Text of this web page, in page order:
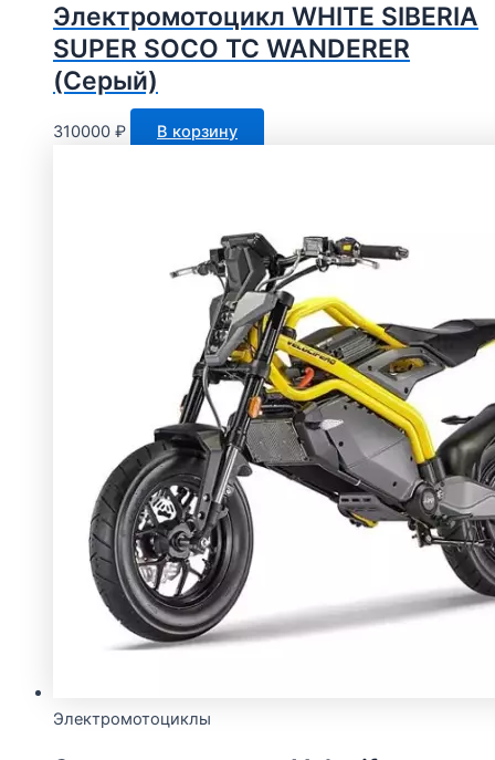
Электромотоцикл WHITE SIBERIA
SUPER SOCO TC WANDERER
(Серый)
310000 ₽ В корзину
Электромотоциклы